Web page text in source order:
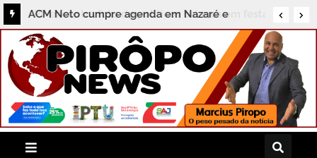
ACM Neto cumpre agenda em Nazaré e
destaca compromissos com a região do
Recôncavo durante coletiva ao Pirôpo News